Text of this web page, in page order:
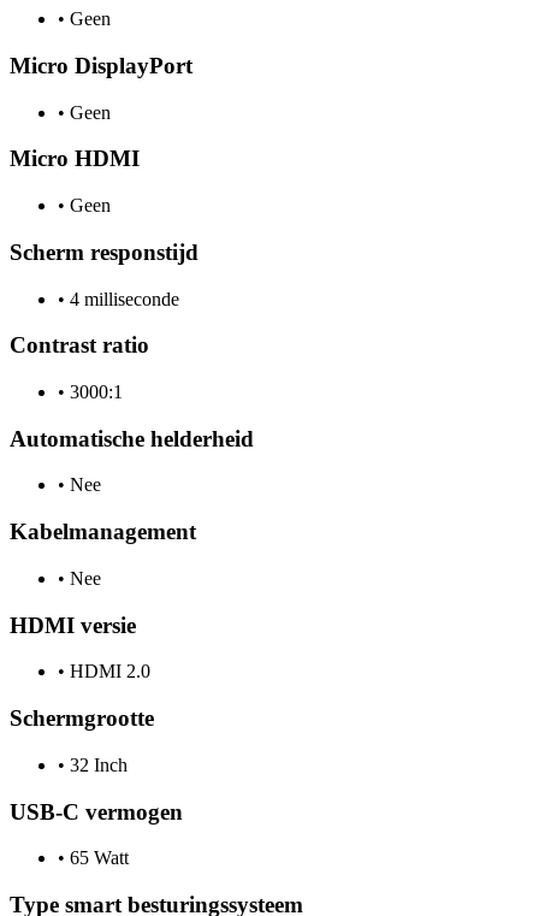
• Geen
Micro DisplayPort
• Geen
Micro HDMI
• Geen
Scherm responstijd
• 4 milliseconde
Contrast ratio
• 3000:1
Automatische helderheid
• Nee
Kabelmanagement
• Nee
HDMI versie
• HDMI 2.0
Schermgrootte
• 32 Inch
USB-C vermogen
• 65 Watt
Type smart besturingssysteem